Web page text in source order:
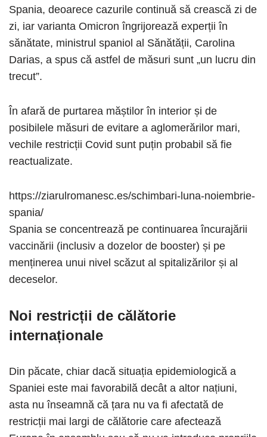
Spania, deoarece cazurile continuă să crească zi de
zi, iar varianta Omicron îngrijorează experții în
sănătate, ministrul spaniol al Sănătății, Carolina
Darias, a spus că astfel de măsuri sunt „un lucru din
trecut”.
În afară de purtarea măștilor în interior și de
posibilele măsuri de evitare a aglomerărilor mari,
vechile restricții Covid sunt puțin probabil să fie
reactualizate.
https://ziarulromanesc.es/schimbari-luna-noiembrie-
spania/
Spania se concentrează pe continuarea încurajării
vaccinării (inclusiv a dozelor de booster) și pe
menținerea unui nivel scăzut al spitalizărilor și al
deceselor.
Noi restricții de călătorie
internaționale
Din păcate, chiar dacă situația epidemiologică a
Spaniei este mai favorabilă decât a altor națiuni,
asta nu înseamnă că țara nu va fi afectată de
restricții mai largi de călătorie care afectează